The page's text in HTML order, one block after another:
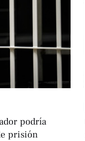
podría
prisión